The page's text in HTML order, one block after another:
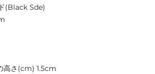
(Black Sde)
高さ(cm) 1.5cm